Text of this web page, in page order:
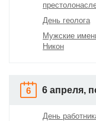
День геолога
Мужские
Никон
6 6 апреля,
День